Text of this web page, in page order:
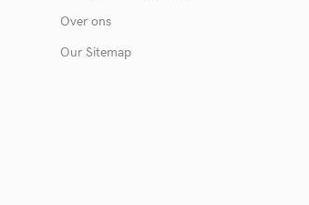
Over ons
Our Sitemap